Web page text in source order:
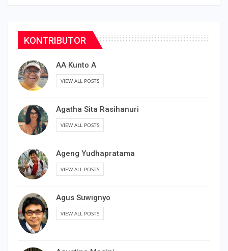
KONTRIBUTOR
AA Kunto A
VIEW ALL POSTS
Agatha Sita Rasihanuri
VIEW ALL POSTS
Ageng Yudhapratama
VIEW ALL POSTS
Agus Suwignyo
VIEW ALL POSTS